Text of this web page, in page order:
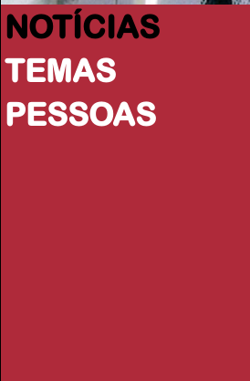
NOTÍCIAS
TEMAS
PESSOAS